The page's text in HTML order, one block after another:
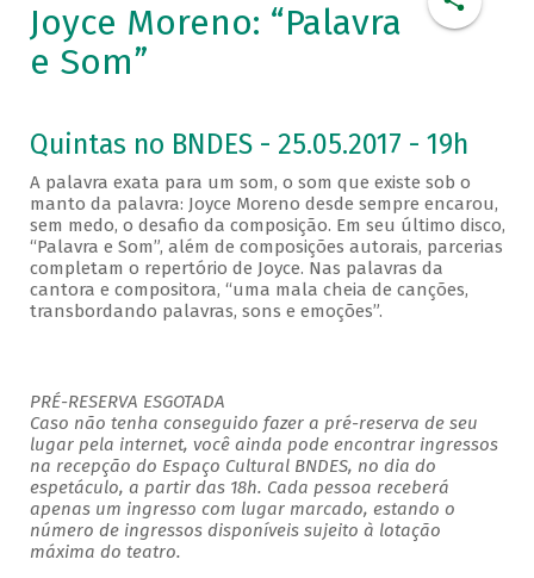
Joyce Moreno: “Palavra
e Som”
Quintas no BNDES - 25.05.2017 - 19h
A palavra exata para um som, o som que existe sob o
manto da palavra: Joyce Moreno desde sempre encarou,
sem medo, o desafio da composição. Em seu último disco,
“Palavra e Som”, além de composições autorais, parcerias
completam o repertório de Joyce. Nas palavras da
cantora e compositora, “uma mala cheia de canções,
transbordando palavras, sons e emoções”.
PRÉ-RESERVA ESGOTADA
Caso não tenha conseguido fazer a pré-reserva de seu
lugar pela internet, você ainda pode encontrar ingressos
na recepção do Espaço Cultural BNDES, no dia do
espetáculo, a partir das 18h. Cada pessoa receberá
apenas um ingresso com lugar marcado, estando o
número de ingressos disponíveis sujeito à lotação
máxima do teatro.